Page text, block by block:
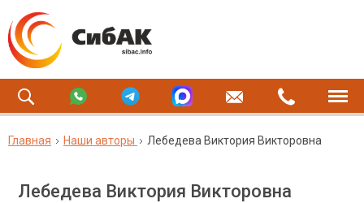
Главная Наши авторы Лебедева Виктория Викторовна
Лебедева Виктория Викторовна